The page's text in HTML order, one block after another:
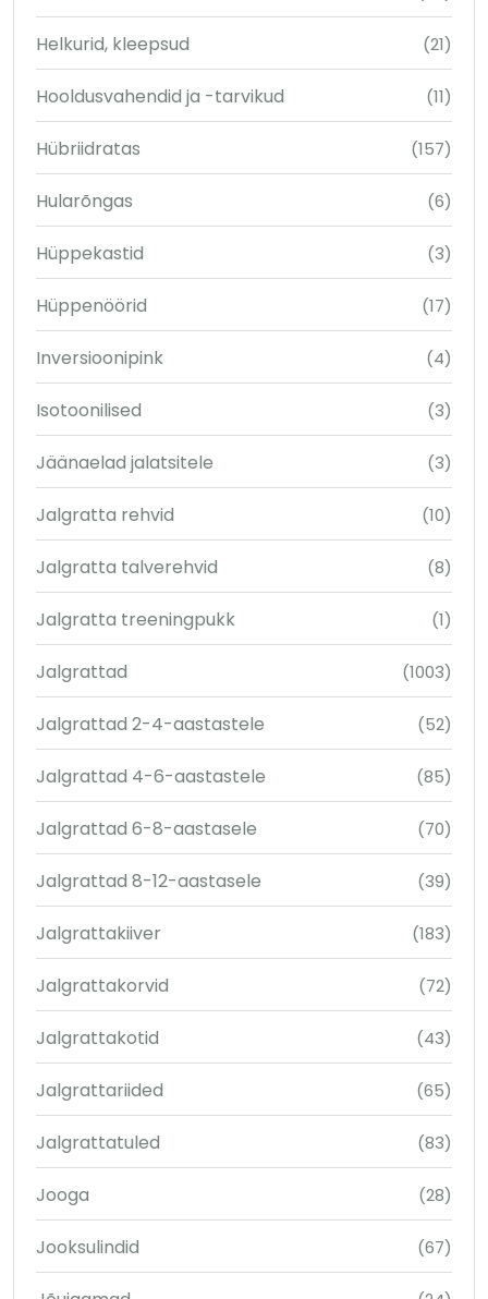
Helkurid, kleepsud (21)
Hooldusvahendid ja -tarvikud (11)
Hübriidratas (157)
Hularõngas (6)
Hüppekastid (3)
Hüppenöörid (17)
Inversioonipink (4)
Isotoonilised (3)
Jäänaelad jalatsitele (3)
Jalgratta rehvid (10)
Jalgratta talverehvid (8)
Jalgratta treeningpukk (1)
Jalgrattad (1003)
Jalgrattad 2-4-aastastele (52)
Jalgrattad 4-6-aastastele (85)
Jalgrattad 6-8-aastasele (70)
Jalgrattad 8-12-aastasele (39)
Jalgrattakiiver (183)
Jalgrattakorvid (72)
Jalgrattakotid (43)
Jalgrattariided (65)
Jalgrattatuled (83)
Jooga (28)
Jooksulindid (67)